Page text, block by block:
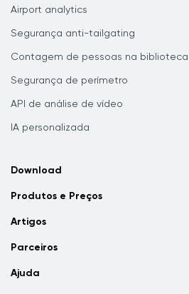
Airport analytics
Segurança anti-tailgating
Contagem de pessoas na biblioteca
Segurança de perímetro
API de análise de vídeo
IA personalizada
Download
Produtos e Preços
Artigos
Parceiros
Ajuda